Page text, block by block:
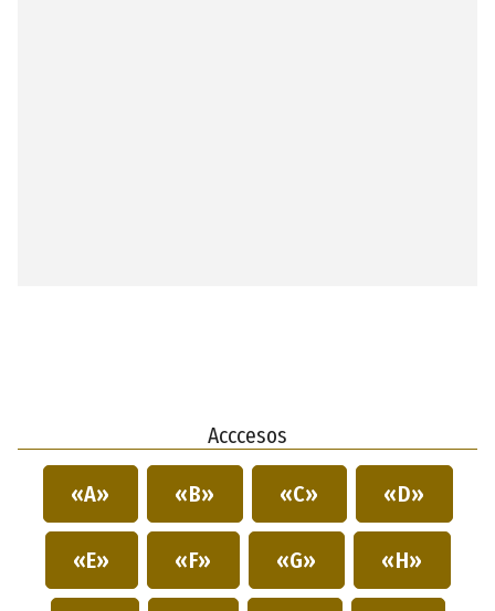
Acccesos
«A» «B» «C» «D»
«E» «F» «G» «H»